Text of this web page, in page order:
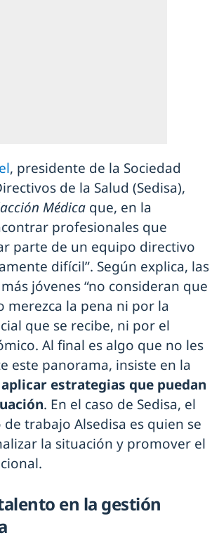
, presidente de la Sociedad
de la Salud (Sedisa),
Médica que, en la
profesionales que
parte de un equipo directivo
difícil”. Según explica, las
jóvenes “no consideran que
merezca la pena ni por la
que se recibe, ni por el
Al final es algo que no les
este panorama, insiste en la
estrategias que puedan
. En el caso de Sedisa, el
trabajo Alsedisa es quien se
la situación y promover el
en la gestión